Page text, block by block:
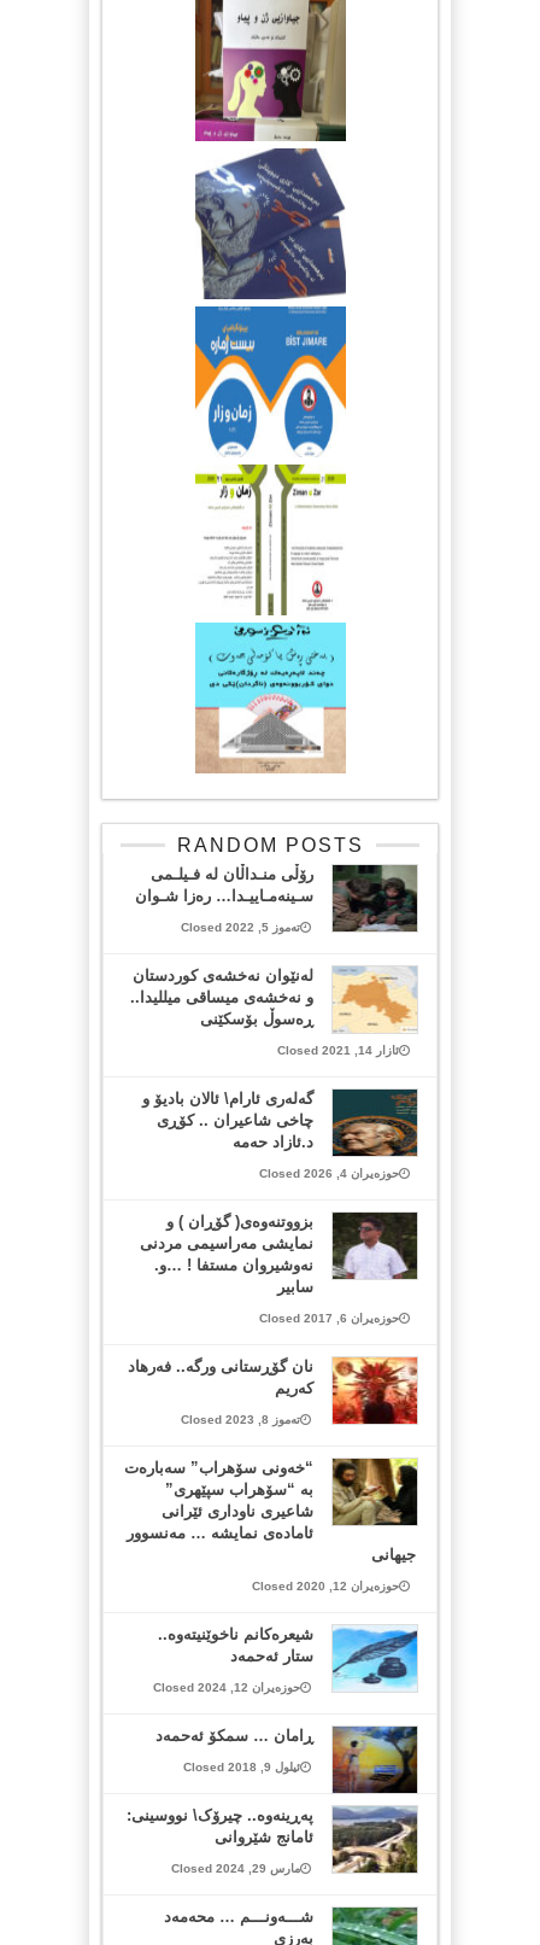
RANDOM POSTS
رۆڵی منـداڵان لە فـیلـمی
سـینه‌مـاییـدا… رەزا شـوان
تەموز 5, 2022 Closed
له‌نێوان نه‌خشه‌ی كوردستان
و نه‌خشه‌ی میساقی میللیدا..
ڕه‌سوڵ بۆسكێنی
ئازار 14, 2021 Closed
گەلەری ئارام\ ئالان بادیۆ و
چاخی شاعیران .. کۆڕی
د.ئازاد حەمە
حوزەیران 4, 2026 Closed
بزووتنەوەی( گۆڕان ) و
نمایشی مەراسیمی مردنی
نەوشیروان مستفا ! …و.
سابیر
حوزەیران 6, 2017 Closed
نان گۆڕستانی ورگه‌.. فەرهاد
کەریم
تەموز 8, 2023 Closed
“خەونی سۆهراب” سەبارەت
بە “سۆهراب سپێهری”
شاعیری ناوداری ئێرانی
ئامادەی نمایشە … مەنسوور
جیهانی
حوزەیران 12, 2020 Closed
شیعرەكانم ناخوێنیتەوە..
ستار ئەحمەد
حوزەیران 12, 2024 Closed
ڕامان … سمکۆ ئەحمەد
ئیلول 9, 2018 Closed
پەڕینەوە.. چیرۆک\ نووسینی:‌
ئامانج شێروانی
مارس 29, 2024 Closed
شـــەونـــم … محەمەد
بەرزی